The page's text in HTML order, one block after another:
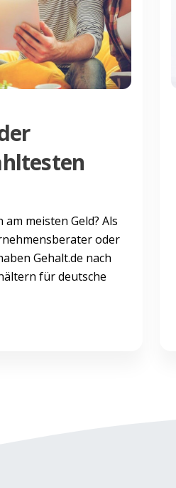
meisten Geld? Als
oder
Gehalt.de nach
für deutsche